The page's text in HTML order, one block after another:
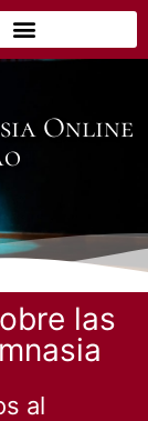
Online
las
al